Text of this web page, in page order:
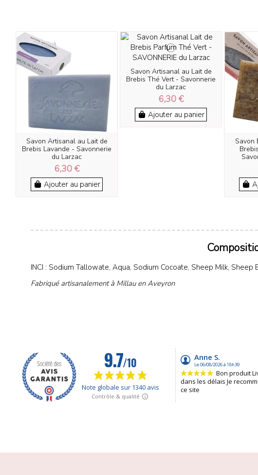
Savon Artisanal au Lait de
Brebis Lavande - Savonnerie
du Larzac
6,30 €
Ajouter au panier
Savon Artisanal au Lait de
Brebis Thé Vert - Savonnerie
du Larzac
6,30 €
Ajouter au panier
Savon
INCI : Sodium Tallowate, Aqua, Sodium Cocoate, Sheep Milk,
Fabriqué artisanalement à Millau en Aveyron